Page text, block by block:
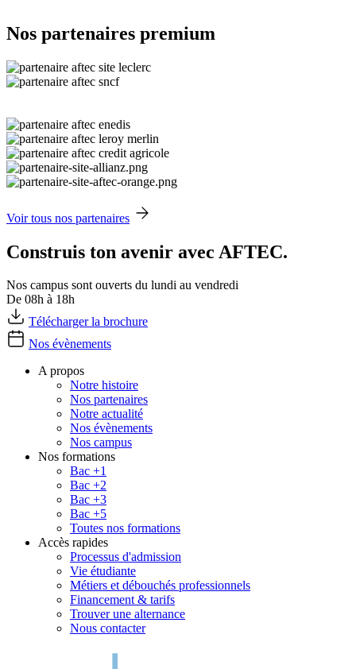
Nos partenaires premium
Voir tous nos partenaires
Construis ton avenir avec AFTEC.
Nos campus sont ouverts du lundi au vendredi
De 08h à 18h
Télécharger la brochure
Nos évènements
A propos
Notre histoire
Nos partenaires
Notre actualité
Nos évènements
Nos campus
Nos formations
Bac +1
Bac +2
Bac +3
Bac +5
Toutes nos formations
Accès rapides
Processus d'admission
Vie étudiante
Métiers et débouchés professionnels
Financement & tarifs
Trouver une alternance
Nous contacter